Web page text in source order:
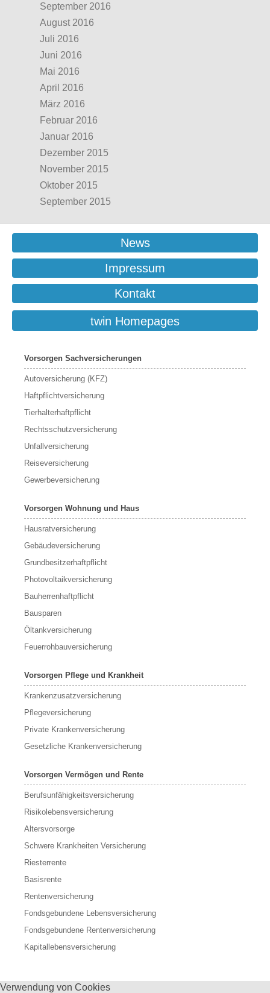
September 2016
August 2016
Juli 2016
Juni 2016
Mai 2016
April 2016
März 2016
Februar 2016
Januar 2016
Dezember 2015
November 2015
Oktober 2015
September 2015
News
Impressum
Kontakt
twin Homepages
Vorsorgen Sachversicherungen
Autoversicherung (KFZ)
Haftpflichtversicherung
Tierhalterhaftpflicht
Rechtsschutzversicherung
Unfallversicherung
Reiseversicherung
Gewerbeversicherung
Vorsorgen Wohnung und Haus
Hausratversicherung
Gebäudeversicherung
Grundbesitzerhaftpflicht
Photovoltaikversicherung
Bauherrenhaftpflicht
Bausparen
Öltankversicherung
Feuerrohbauversicherung
Vorsorgen Pflege und Krankheit
Krankenzusatzversicherung
Pflegeversicherung
Private Krankenversicherung
Gesetzliche Krankenversicherung
Vorsorgen Vermögen und Rente
Berufs­unfähigkeitsversicherung
Risikolebensversicherung
Altersvorsorge
Schwere Krankheiten Versicherung
Riesterrente
Basisrente
Rentenversicherung
Fondsgebundene Lebensversicherung
Fondsgebundene Rentenversicherung
Kapitallebensversicherung
Verwendung von Cookies